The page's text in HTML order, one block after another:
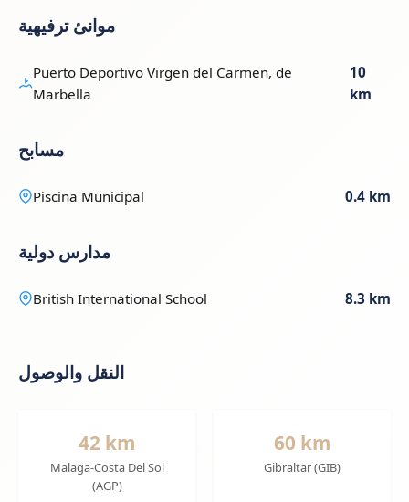
موانئ ترفيهية
Puerto Deportivo Virgen del Carmen, de
Marbella
10
km
مسابح
Piscina Municipal 0.4 km
مدارس دولية
British International School 8.3 km
النقل والوصول
42 km
Malaga-Costa Del Sol
(AGP)
60 km
Gibraltar (GIB)